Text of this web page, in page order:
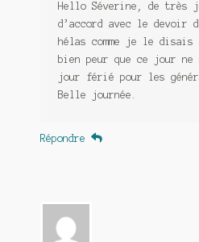
Hello Séverine, de très
d’accord avec le devoir
hélas comme je le
bien peur que ce jour ne
jour férié pour les
Belle journée.
Répondre